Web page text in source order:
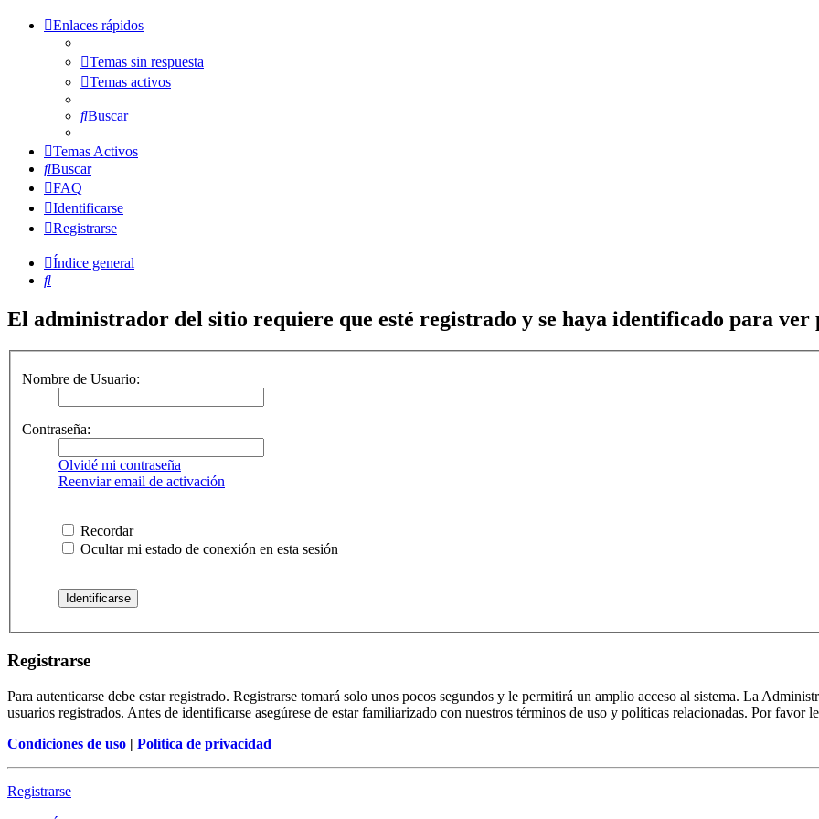
Enlaces rápidos
Temas sin respuesta
Temas activos
Buscar
Temas Activos
Buscar
FAQ
Identificarse
Registrarse
Índice general
Buscar
El administrador del sitio requiere que esté registrado y se haya identificado para ver
Nombre de Usuario:
Contraseña:
Olvidé mi contraseña
Reenviar email de activación
Recordar
Ocultar mi estado de conexión en esta sesión
Registrarse
Para autenticarse debe estar registrado. Registrarse tomará solo unos pocos segundos y le permitirá un amplio acceso al sistema. La
usuarios registrados. Antes de identificarse asegúrese de estar familiarizado con nuestros términos de uso y políticas relacionadas. Por favor
Condiciones de uso | Política de privacidad
Registrarse